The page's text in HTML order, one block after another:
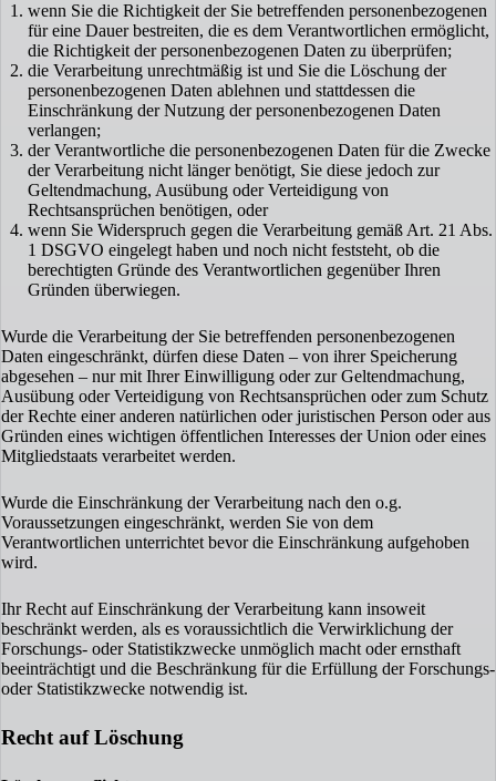
wenn Sie die Richtigkeit der Sie betreffenden personenbezogenen
für eine Dauer bestreiten, die es dem Verantwortlichen ermöglicht,
die Richtigkeit der personenbezogenen Daten zu überprüfen;
die Verarbeitung unrechtmäßig ist und Sie die Löschung der
personenbezogenen Daten ablehnen und stattdessen die
Einschränkung der Nutzung der personenbezogenen Daten
verlangen;
der Verantwortliche die personenbezogenen Daten für die Zwecke
der Verarbeitung nicht länger benötigt, Sie diese jedoch zur
Geltendmachung, Ausübung oder Verteidigung von
Rechtsansprüchen benötigen, oder
wenn Sie Widerspruch gegen die Verarbeitung gemäß Art. 21 Abs.
1 DSGVO eingelegt haben und noch nicht feststeht, ob die
berechtigten Gründe des Verantwortlichen gegenüber Ihren
Gründen überwiegen.
Wurde die Verarbeitung der Sie betreffenden personenbezogenen
Daten eingeschränkt, dürfen diese Daten – von ihrer Speicherung
abgesehen – nur mit Ihrer Einwilligung oder zur Geltendmachung,
Ausübung oder Verteidigung von Rechtsansprüchen oder zum Schutz
der Rechte einer anderen natürlichen oder juristischen Person oder aus
Gründen eines wichtigen öffentlichen Interesses der Union oder eines
Mitgliedstaats verarbeitet werden.
Wurde die Einschränkung der Verarbeitung nach den o.g.
Voraussetzungen eingeschränkt, werden Sie von dem
Verantwortlichen unterrichtet bevor die Einschränkung aufgehoben
wird.
Ihr Recht auf Einschränkung der Verarbeitung kann insoweit
beschränkt werden, als es voraussichtlich die Verwirklichung der
Forschungs- oder Statistikzwecke unmöglich macht oder ernsthaft
beeinträchtigt und die Beschränkung für die Erfüllung der Forschungs-
oder Statistikzwecke notwendig ist.
Recht auf Löschung